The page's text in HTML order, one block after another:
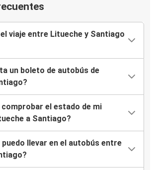
viaje entre Litueche y Santiago
un boleto de autobús de
comprobar el estado de mi
a Santiago?
puedo llevar en el autobús entre